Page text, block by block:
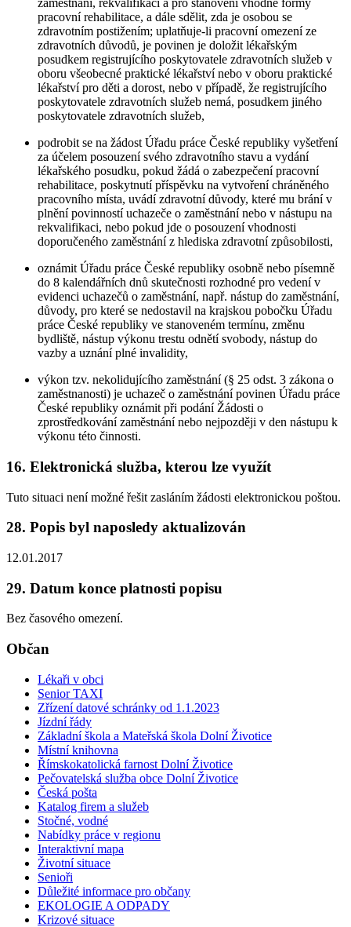
zaměstnání, rekvalifikaci a pro stanovení vhodné formy
pracovní rehabilitace, a dále sdělit, zda je osobou se
zdravotním postižením; uplatňuje-li pracovní omezení ze
zdravotních důvodů, je povinen je doložit lékařským
posudkem registrujícího poskytovatele zdravotních služeb v
oboru všeobecné praktické lékařství nebo v oboru praktické
lékařství pro děti a dorost, nebo v případě, že registrujícího
poskytovatele zdravotních služeb nemá, posudkem jiného
poskytovatele zdravotních služeb,
podrobit se na žádost Úřadu práce České republiky vyšetření
za účelem posouzení svého zdravotního stavu a vydání
lékařského posudku, pokud žádá o zabezpečení pracovní
rehabilitace, poskytnutí příspěvku na vytvoření chráněného
pracovního místa, uvádí zdravotní důvody, které mu brání v
plnění povinností uchazeče o zaměstnání nebo v nástupu na
rekvalifikaci, nebo pokud jde o posouzení vhodnosti
doporučeného zaměstnání z hlediska zdravotní způsobilosti,
oznámit Úřadu práce České republiky osobně nebo písemně
do 8 kalendářních dnů skutečnosti rozhodné pro vedení v
evidenci uchazečů o zaměstnání, např. nástup do zaměstnání,
důvody, pro které se nedostavil na krajskou pobočku Úřadu
práce České republiky ve stanoveném termínu, změnu
bydliště, nástup výkonu trestu odnětí svobody, nástup do
vazby a uznání plné invalidity,
výkon tzv. nekolidujícího zaměstnání (§ 25 odst. 3 zákona o
zaměstnanosti) je uchazeč o zaměstnání povinen Úřadu práce
České republiky oznámit při podání Žádosti o
zprostředkování zaměstnání nebo nejpozději v den nástupu k
výkonu této činnosti.
16. Elektronická služba, kterou lze využít
Tuto situaci není možné řešit zasláním žádosti elektronickou poštou.
28. Popis byl naposledy aktualizován
12.01.2017
29. Datum konce platnosti popisu
Bez časového omezení.
Občan
Lékaři v obci
Senior TAXI
Zřízení datové schránky od 1.1.2023
Jízdní řády
Základní škola a Mateřská škola Dolní Životice
Místní knihovna
Římskokatolická farnost Dolní Životice
Pečovatelská služba obce Dolní Životice
Česká pošta
Katalog firem a služeb
Stočné, vodné
Nabídky práce v regionu
Interaktivní mapa
Životní situace
Senioři
Důležité informace pro občany
EKOLOGIE A ODPADY
Krizové situace